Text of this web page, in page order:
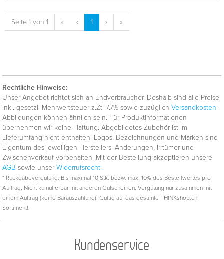
Seite 1 von 1 « ‹ 1 › »
Rechtliche Hinweise:
Unser Angebot richtet sich an Endverbraucher. Deshalb sind alle Preise
inkl. gesetzl. Mehrwertsteuer z.Zt. 7.7% sowie zuzüglich Versandkosten.
Abbildungen können ähnlich sein. Für Produktinformationen
übernehmen wir keine Haftung. Abgebildetes Zubehör ist im
Lieferumfang nicht enthalten. Logos, Bezeichnungen und Marken sind
Eigentum des jeweiligen Herstellers. Änderungen, Irrtümer und
Zwischenverkauf vorbehalten. Mit der Bestellung akzeptieren unsere
AGB sowie unser Widerrufsrecht.
* Rückgabevergütung: Bis maximal 10 Stk. bezw. max. 10% des Bestellwertes pro
Auftrag; Nicht kumulierbar mit anderen Gutscheinen; Vergütung nur zusammen mit
einem Auftrag (keine Barauszahlung); Gültig auf das gesamte THINKshop.ch
Sortiment!.
Kundenservice